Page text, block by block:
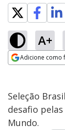
A+
Adicione como
Seleção
desafio
Mundo.